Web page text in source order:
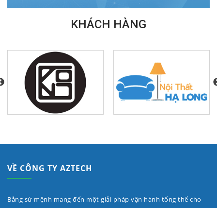
KHÁCH HÀNG
VỀ CÔNG TY AZTECH
Bằng sứ mệnh mang đến một giải pháp vận hành tổng thể cho